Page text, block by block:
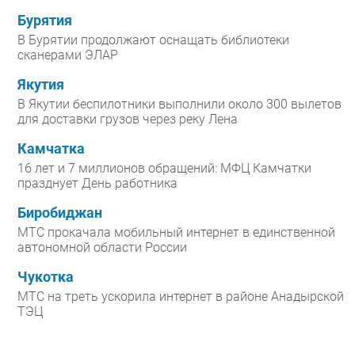
Бурятия
В Бурятии продолжают оснащать библиотеки
сканерами ЭЛАР
Якутия
В Якутии беспилотники выполнили около 300 вылетов
для доставки грузов через реку Лена
Камчатка
16 лет и 7 миллионов обращений: МФЦ Камчатки
празднует День работника
Биробиджан
МТС прокачала мобильный интернет в единственной
автономной области России
Чукотка
МТС на треть ускорила интернет в районе Анадырской
ТЭЦ